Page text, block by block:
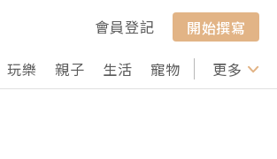
會員登記
開始撰寫
玩樂 親子 生活 寵物 行山 打卡
更多